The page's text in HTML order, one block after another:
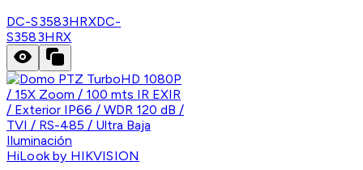
DC-S3583HRXDC-
S3583HRX
HiLook by HIKVISION